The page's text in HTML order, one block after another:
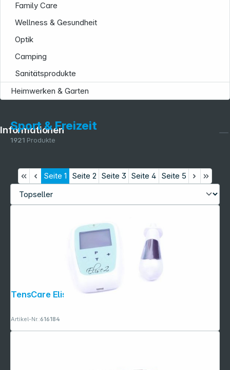
Family Care
Wellness & Gesundheit
Optik
Camping
Sanitätsprodukte
Heimwerken & Garten
Sport & Freizeit
1921 Produkte
Seite 1 Seite 2 Seite 3 Seite 4 Seite 5
TensCare Elise2 Beckenbodentrainer
Artikel-Nr.:616184
Informationen